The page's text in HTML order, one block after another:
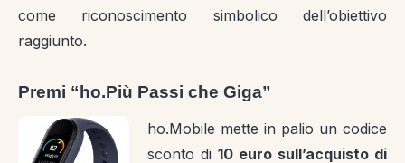
come riconoscimento simbolico dell’obiettivo
raggiunto.
Premi “ho.Più Passi che Giga”
ho.Mobile mette in palio un codice
sconto di 10 euro sull’acquisto di